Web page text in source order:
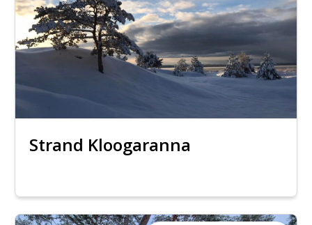
Strand Kloogaranna